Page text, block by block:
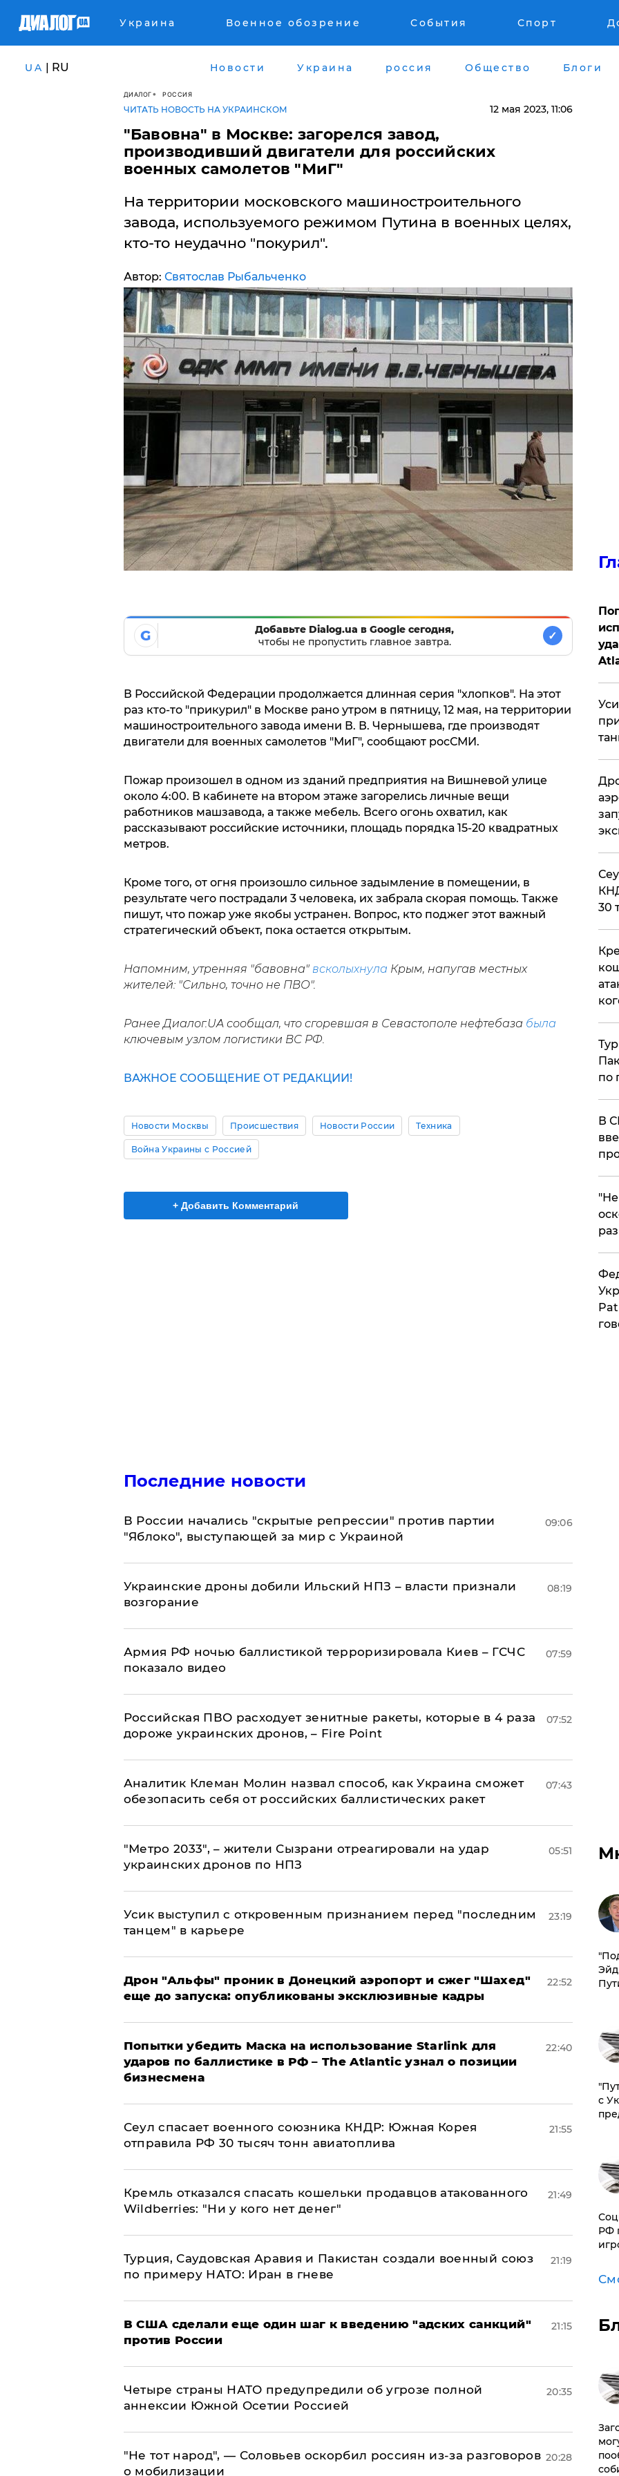
Украина Военное обозрение События Спорт
UA | RU Новости Украина россия Общество Блоги
ДИАЛОГ РОССИЯ
ЧИТАТЬ НОВОСТЬ НА УКРАИНСКОМ 12 мая 2023, 11:06
"Бавовна" в Москве: загорелся завод,
производивший двигатели для российских
военных самолетов "МиГ"
На территории московского машиностроительного
завода, используемого режимом Путина в военных целях,
кто-то неудачно "покурил".
Автор: Святослав Рыбальченко
G
Добавьте Dialog.ua в Google сегодня,
чтобы не пропустить главное завтра.
✓
В Российской Федерации продолжается длинная серия "хлопков". На этот
раз кто-то "прикурил" в Москве рано утром в пятницу, 12 мая, на территории
машиностроительного завода имени В. В. Чернышева, где производят
двигатели для военных самолетов "МиГ", сообщают росСМИ.
Пожар произошел в одном из зданий предприятия на Вишневой улице
около 4:00. В кабинете на втором этаже загорелись личные вещи
работников машзавода, а также мебель. Всего огонь охватил, как
рассказывают российские источники, площадь порядка 15-20 квадратных
метров.
Кроме того, от огня произошло сильное задымление в помещении, в
результате чего пострадали 3 человека, их забрала скорая помощь. Также
пишут, что пожар уже якобы устранен. Вопрос, кто поджег этот важный
стратегический объект, пока остается открытым.
Напомним, утренняя "бавовна" всколыхнула Крым, напугав местных
жителей: "Сильно, точно не ПВО".
Ранее Диалог.UA сообщал, что сгоревшая в Севастополе нефтебаза была
ключевым узлом логистики ВС РФ.
ВАЖНОЕ СООБЩЕНИЕ ОТ РЕДАКЦИИ!
Новости Москвы Происшествия Новости России Техника
Война Украины с Россией
+ Добавить Комментарий
Последние новости
В России начались "скрытые репрессии" против партии
"Яблоко", выступающей за мир с Украиной
09:06
Украинские дроны добили Ильский НПЗ – власти признали
возгорание
08:19
Армия РФ ночью баллистикой терроризировала Киев – ГСЧС
показало видео
07:59
Российская ПВО расходует зенитные ракеты, которые в 4 раза
дороже украинских дронов, – Fire Point
07:52
Аналитик Клеман Молин назвал способ, как Украина сможет
обезопасить себя от российских баллистических ракет
07:43
"Метро 2033", – жители Сызрани отреагировали на удар
украинских дронов по НПЗ
05:51
Усик выступил с откровенным признанием перед "последним
танцем" в карьере
23:19
Дрон "Альфы" проник в Донецкий аэропорт и сжег "Шахед"
еще до запуска: опубликованы эксклюзивные кадры
22:52
Попытки убедить Маска на использование Starlink для
ударов по баллистике в РФ – The Atlantic узнал о позиции
бизнесмена
22:40
​Сеул спасает военного союзника КНДР: Южная Корея
отправила РФ 30 тысяч тонн авиатоплива
21:55
Кремль отказался спасать кошельки продавцов атакованного
Wildberries: "Ни у кого нет денег"
21:49
Турция, Саудовская Аравия и Пакистан создали военный союз
по примеру НАТО: Иран в гневе
21:19
В США сделали еще один шаг к введению "адских санкций"
против России
21:15
Четыре страны НАТО предупредили об угрозе полной
аннексии Южной Осетии Россией
20:35
​"Не тот народ", — Соловьев оскорбил россиян из-за разговоров
о мобилизации
20:28
30
по
В
с
РФ